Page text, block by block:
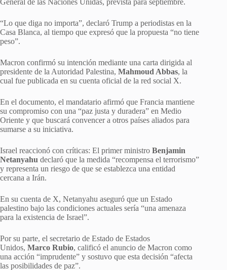
“Lo que diga no importa”, declaró Trump a periodistas en la
Casa Blanca, al tiempo que expresó que la propuesta “no tiene
peso”.
Macron confirmó su intención mediante una carta dirigida al
presidente de la Autoridad Palestina, Mahmoud Abbas, la
cual fue publicada en su cuenta oficial de la red social X.
En el documento, el mandatario afirmó que Francia mantiene
su compromiso con una “paz justa y duradera” en Medio
Oriente y que buscará convencer a otros países aliados para
sumarse a su iniciativa.
Israel reaccionó con críticas: El primer ministro Benjamin
Netanyahu declaró que la medida “recompensa el terrorismo”
y representa un riesgo de que se establezca una entidad
cercana a Irán.
En su cuenta de X, Netanyahu aseguró que un Estado
palestino bajo las condiciones actuales sería “una amenaza
para la existencia de Israel”.
Por su parte, el secretario de Estado de Estados
Unidos, Marco Rubio, calificó el anuncio de Macron como
una acción “imprudente” y sostuvo que esta decisión “afecta
las posibilidades de paz”.